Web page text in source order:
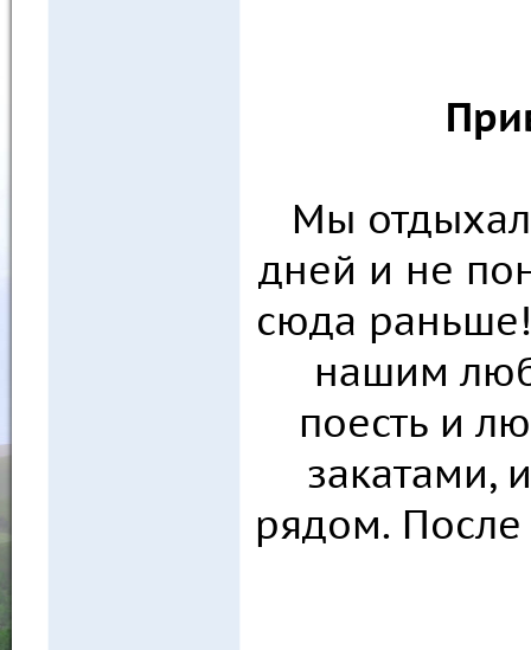
Мы
дней и не
сюда раньше!
нашим
поесть и
закатами,
рядом. После